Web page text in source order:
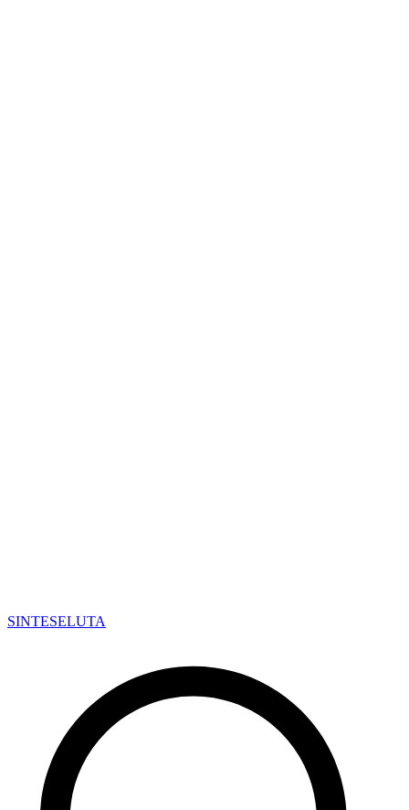
SINTESELUTA